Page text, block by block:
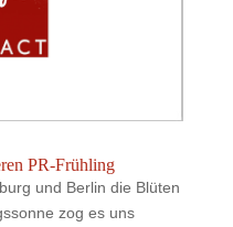
PR-Frühling
und Berlin die Blüten
zog es uns